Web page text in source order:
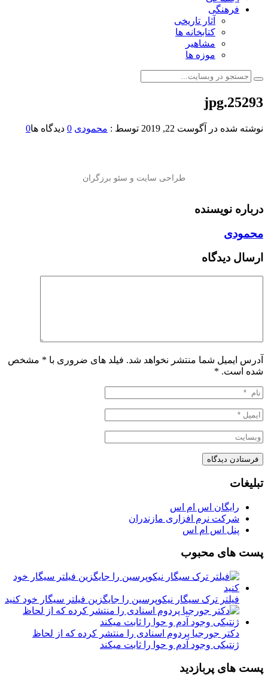
فرهنگی
آثار تاریخی
کتابخانه ها
مشاهیر
موزه ها
25293.jpg
نوشته شده در آگوست 22, 2019 توسط : محمودی 0 دیدگاه ها0
درباره نویسنده
محمودی
ارسال دیدگاه
آدرس ایمیل شما منتشر نخواهد شد. فیلد های ضروری با * مشخص
شده است. *
تبلیغات
رایگان اس ام اس
شرکت نرم افزاری مازندران
پنل اس ام اس
پست های محبوب
فیلتر ترک سیگار نیکوپرسین را جایگزین فیلتر سیگار خود کنید
دکتر جورجیا پردوم اسنادی را منتشر کرده که از لحاظ
ژنتیکی وجود آدم و حوا را ثابت میکند
پست های پربازدید